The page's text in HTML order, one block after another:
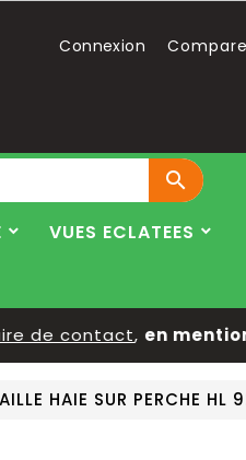
Connexion

VUES ECLATEES
de contact,en
HAIE SUR PERCHE HL